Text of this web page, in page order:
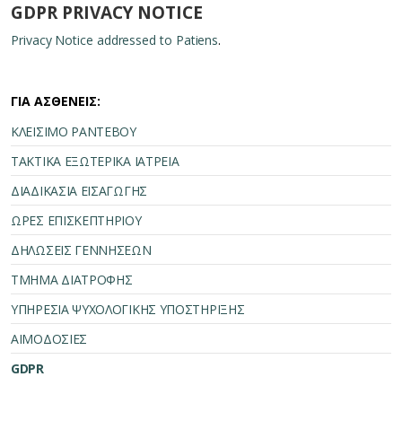
GDPR PRIVACY NOTICE
Privacy Notice addressed to Patiens.
ΓΙΑ ΑΣΘΕΝΕΙΣ:
ΚΛΕΙΣΙΜΟ ΡΑΝΤΕΒΟΥ
ΤΑΚΤΙΚΑ ΕΞΩΤΕΡΙΚΑ ΙΑΤΡΕΙΑ
ΔΙΑΔΙΚΑΣΙΑ ΕΙΣΑΓΩΓΗΣ
ΩΡΕΣ ΕΠΙΣΚΕΠΤΗΡΙΟΥ
ΔΗΛΩΣΕΙΣ ΓΕΝΝΗΣΕΩΝ
ΤΜΗΜΑ ΔΙΑΤΡΟΦΗΣ
ΥΠΗΡΕΣΙΑ ΨΥΧΟΛΟΓΙΚΗΣ ΥΠΟΣΤΗΡΙΞΗΣ
ΑΙΜΟΔΟΣΙΕΣ
GDPR